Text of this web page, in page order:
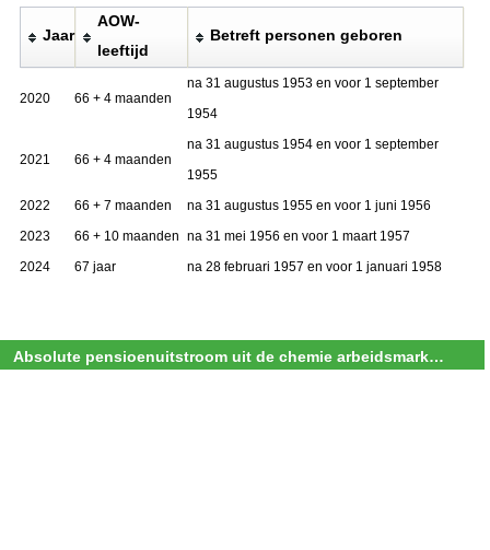
Jaar
AOW-
leeftijd
Betreft personen geboren
2020 66 + 4 maanden
na 31 augustus 1953 en voor 1 september
1954
2021 66 + 4 maanden
na 31 augustus 1954 en voor 1 september
1955
2022
66 + 7 maanden
na 31 augustus 1955 en voor 1 juni 1956
2023
66 + 10 maanden na 31 mei 1956 en voor 1 maart 1957
2024
67 jaar na 28 februari 1957 en voor 1 januari 1958
Absolute pensioenuitstroom uit de chemie arbeidsmarkt voor de periode 2020-2050